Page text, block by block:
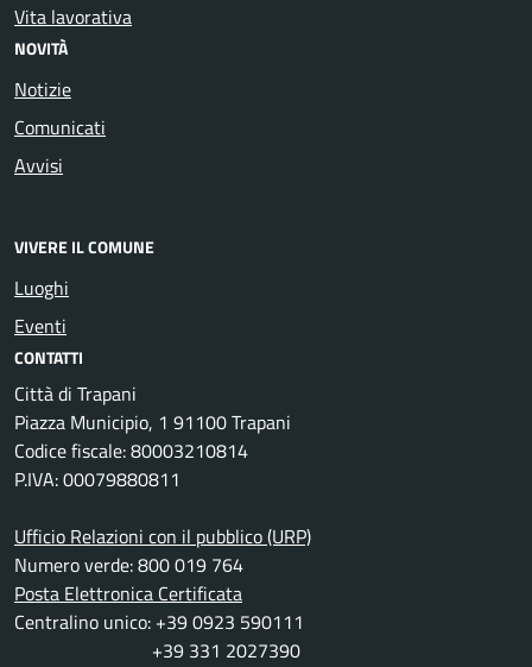
Vita lavorativa
NOVITÀ
Notizie
Comunicati
Avvisi
VIVERE IL COMUNE
Luoghi
Eventi
CONTATTI
Città di Trapani
Piazza Municipio, 1 91100 Trapani
Codice fiscale: 80003210814
P.IVA: 00079880811
Ufficio Relazioni con il pubblico (URP)
Numero verde: 800 019 764
Posta Elettronica Certificata
Centralino unico: +39 0923 590111
+39 331 2027390